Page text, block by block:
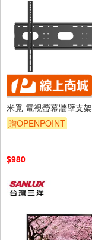
米覓 電視螢幕牆壁支架
贈OPENPOINT
$980